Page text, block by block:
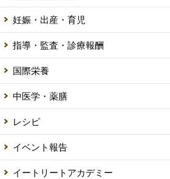
妊娠・出産・育児
指導・監査・診療報酬
国際栄養
中医学・薬膳
レシピ
イベント報告
イートリートアカデミー